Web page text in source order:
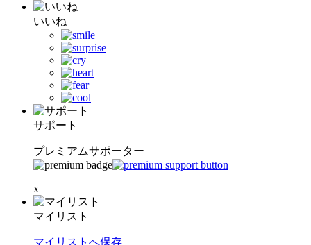
いいね
サポート
プレミアムサポーター
x
マイリスト
マイリストへ保存